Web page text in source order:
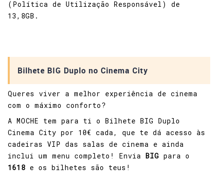
(Política de Utilização Responsável) de
13,8GB.
Bilhete BIG Duplo no Cinema City
Queres viver a melhor experiência de cinema
com o máximo conforto?
A MOCHE tem para ti o Bilhete BIG Duplo
Cinema City por 10€ cada, que te dá acesso às
cadeiras VIP das salas de cinema e ainda
inclui um menu completo! Envia BIG para o
1618 e os bilhetes são teus!